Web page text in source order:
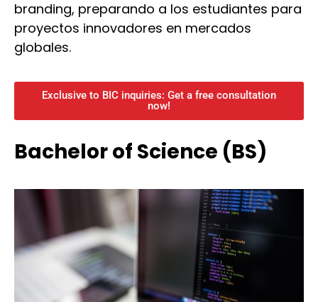
branding, preparando a los estudiantes para
proyectos innovadores en mercados
globales.
Exclusive to BIC inquiries: Get a free consultation
now!
Bachelor of Science (BS)